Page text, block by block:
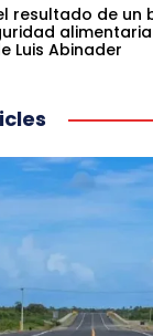
resultado de un
Luis Abinader